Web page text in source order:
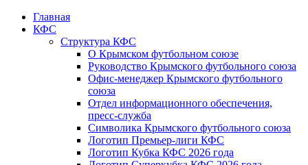
Главная
КФС
Структура КФС
О Крымском футбольном союзе
Руководство Крымского футбольного союза
Офис-менеджер Крымского футбольного
союза
Отдел информационного обеспечения,
пресс-служба
Символика Крымского футбольного союза
Логотип Премьер-лиги КФС
Логотип Кубка КФС 2026 года